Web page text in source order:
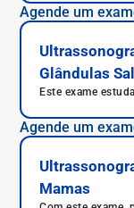
Agende um
Glândulas
Este exame
de alterações
Agende um
Mamas